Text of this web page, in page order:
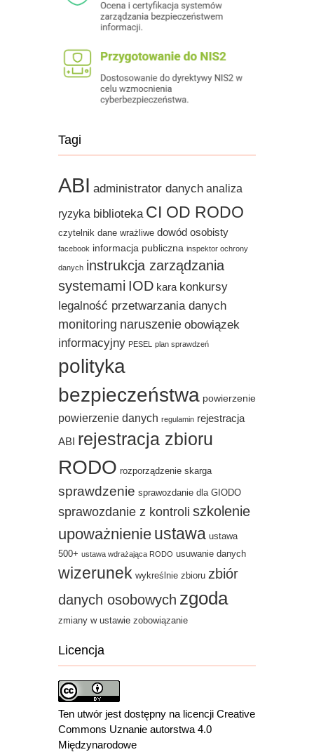
Tagi
ABI administrator danych analiza
ryzyka biblioteka CI OD RODO
czytelnik dane wrażliwe dowód osobisty
facebook informacja publiczna inspektor ochrony
danych instrukcja zarządzania
systemami IOD kara konkursy
legalność przetwarzania danych
monitoring naruszenie obowiązek
informacyjny PESEL plan sprawdzeń
polityka
bezpieczeństwa powierzenie
powierzenie danych regulamin rejestracja
ABI rejestracja zbioru
RODO rozporządzenie skarga
sprawdzenie sprawozdanie dla GIODO
sprawozdanie z kontroli szkolenie
upoważnienie ustawa ustawa
500+ ustawa wdrażająca RODO usuwanie danych
wizerunek wykreślnie zbioru zbiór
danych osobowych zgoda
zmiany w ustawie zobowiązanie
Licencja
Ten utwór jest dostępny na licencji Creative
Commons Uznanie autorstwa 4.0
Międzynarodowe